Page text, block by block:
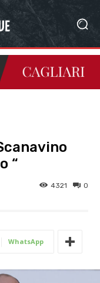
“
0
4321
WhatsApp